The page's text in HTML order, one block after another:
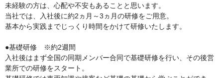
未経験の方は、心配や不安もあることと思います。
当社では、入社後に約2ヵ月～3ヵ月の研修をご用意。
基本から実践までじっくり時間をかけて研修いたします。
●基礎研修　※約2週間
入社後はまず全国の同期メンバー合同で基礎研修を行い、その後営
業所での研修をスタート。